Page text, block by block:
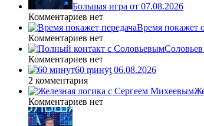
Большая игра от 07.08.2026
Комментариев нет
Время покажет
Комментариев нет
Комментариев нет
60 ṃинẏƫ 06.08.2026
2 комментария
Комментариев нет